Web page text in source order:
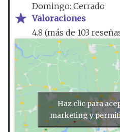
Domingo: Cerrado
Valoraciones
4.8 (más de 103
Haz clic para
marketing y